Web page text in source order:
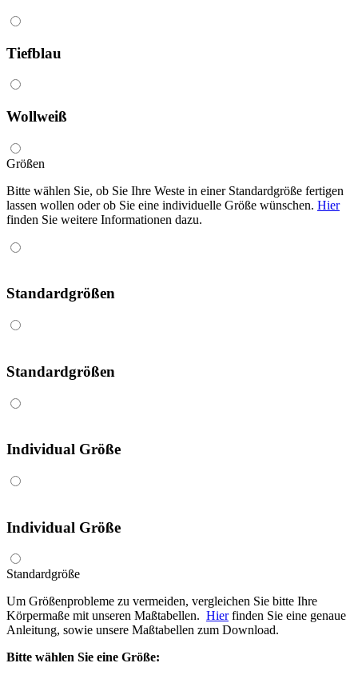
Tiefblau
Wollweiß
Größen
Bitte wählen Sie, ob Sie Ihre Weste in einer Standardgröße fertigen
lassen wollen oder ob Sie eine individuelle Größe wünschen. Hier
finden Sie weitere Informationen dazu.
Standardgrößen
Standardgrößen
Individual Größe
Individual Größe
Standardgröße
Um Größenprobleme zu vermeiden, vergleichen Sie bitte Ihre
Körpermaße mit unseren Maßtabellen. Hierfinden Sie eine genaue
Anleitung, sowie unsere Maßtabellen zum Download.
Bitte wählen Sie eine Größe: